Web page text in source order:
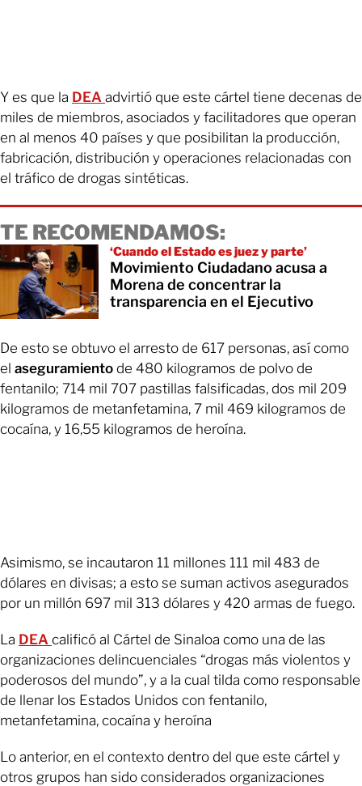
Y es que la DEA advirtió que este cártel tiene decenas de
miles de miembros, asociados y facilitadores que operan
en al menos 40 países y que posibilitan la producción,
fabricación, distribución y operaciones relacionadas con
el tráfico de drogas sintéticas.
TE RECOMENDAMOS:
‘Cuando el Estado es juez y parte’
Movimiento Ciudadano acusa a
Morena de concentrar la
transparencia en el Ejecutivo
De esto se obtuvo el arresto de 617 personas, así como
el aseguramiento de 480 kilogramos de polvo de
fentanilo; 714 mil 707 pastillas falsificadas, dos mil 209
kilogramos de metanfetamina, 7 mil 469 kilogramos de
cocaína, y 16,55 kilogramos de heroína.
Asimismo, se incautaron 11 millones 111 mil 483 de
dólares en divisas; a esto se suman activos asegurados
por un millón 697 mil 313 dólares y 420 armas de fuego.
La DEA calificó al Cártel de Sinaloa como una de las
organizaciones delincuenciales “drogas más violentos y
poderosos del mundo”, y a la cual tilda como responsable
de llenar los Estados Unidos con fentanilo,
metanfetamina, cocaína y heroína
Lo anterior, en el contexto dentro del que este cártel y
otros grupos han sido considerados organizaciones